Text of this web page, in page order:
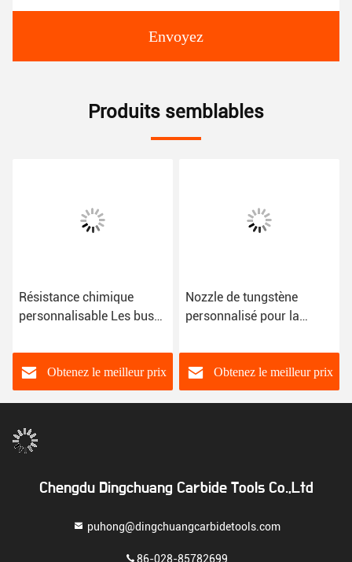
Envoyez
Produits semblables
Résistance chimique
personnalisable Les buses
non moulues OEM
Obtenez le meilleur prix
Nozzle de tungstène
personnalisé pour la
Obtenez le meilleur prix
Chengdu Dingchuang Carbide Tools Co.,Ltd
puhong@dingchuangcarbidetools.com
86-028-85782699